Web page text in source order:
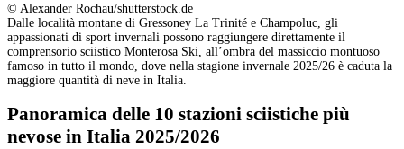
© Alexander Rochau/shutterstock.de
Dalle località montane di Gressoney La Trinité e Champoluc, gli
appassionati di sport invernali possono raggiungere direttamente il
comprensorio sciistico Monterosa Ski, all’ombra del massiccio montuoso
famoso in tutto il mondo, dove nella stagione invernale 2025/26 è caduta la
maggiore quantità di neve in Italia.
Panoramica delle 10 stazioni sciistiche più
nevose in Italia 2025/2026